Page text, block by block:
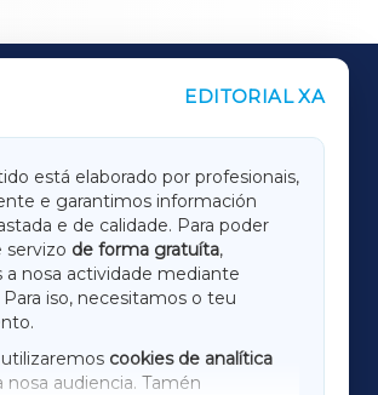
EDITORIAL XA
está elaborado por profesionais,
e garantimos información
e de calidade. Para poder
servizo de forma gratuíta,
a nosa actividade mediante
iso, necesitamos o teu
cookies de analítica
nosa audiencia. Tamén
LUGOXA
TERRACHAXA